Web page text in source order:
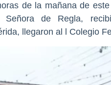
de la mañana de
Señora de Regla,
llegaron al l Colegio